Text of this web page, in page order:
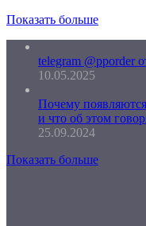
Показать больше
telegram @pporder
10.05.2025
Почему
и что об этом
25.09.2024
Показать больше